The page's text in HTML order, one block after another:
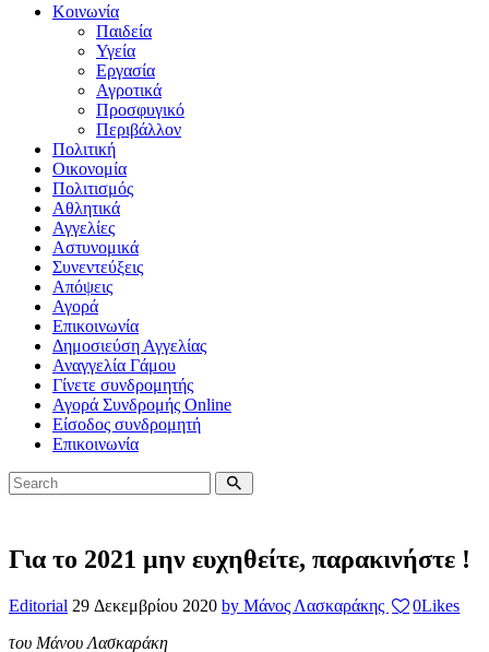
Κοινωνία
Παιδεία
Υγεία
Εργασία
Αγροτικά
Προσφυγικό
Περιβάλλον
Πολιτική
Οικονομία
Πολιτισμός
Αθλητικά
Αγγελίες
Αστυνομικά
Συνεντεύξεις
Απόψεις
Αγορά
Επικοινωνία
Δημοσιεύση Αγγελίας
Αναγγελία Γάμου
Γίνετε συνδρομητής
Αγορά Συνδρομής Online
Είσοδος συνδρομητή
Επικοινωνία
Για το 2021 μην ευχηθείτε, παρακινήστε !
Editorial 29 Δεκεμβρίου 2020 by Μάνος Λασκαράκης 0Likes
του Μάνου Λασκαράκη